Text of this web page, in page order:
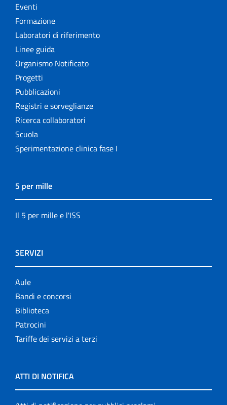
Eventi
Formazione
Laboratori di riferimento
Linee guida
Organismo Notificato
Progetti
Pubblicazioni
Registri e sorveglianze
Ricerca collaboratori
Scuola
Sperimentazione clinica fase I
5 per mille
Il 5 per mille e l'ISS
SERVIZI
Aule
Bandi e concorsi
Biblioteca
Patrocini
Tariffe dei servizi a terzi
ATTI DI NOTIFICA